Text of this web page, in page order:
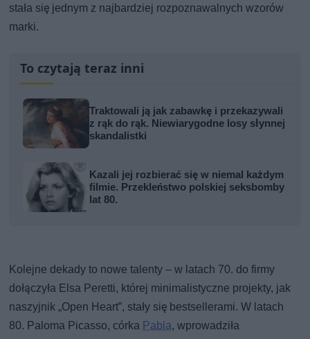
stała się jednym z najbardziej rozpoznawalnych wzorów
marki.
To czytają teraz inni
Traktowali ją jak zabawkę i przekazywali
z rąk do rąk. Niewiarygodne losy słynnej
skandalistki
Kazali jej rozbierać się w niemal każdym
filmie. Przekleństwo polskiej seksbomby
lat 80.
Kolejne dekady to nowe talenty – w latach 70. do firmy
dołączyła Elsa Peretti, której minimalistyczne projekty, jak
naszyjnik „Open Heart”, stały się bestsellerami. W latach
80. Paloma Picasso, córka Pabla, wprowadziła